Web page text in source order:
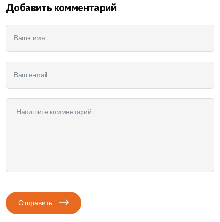
Добавить комментарий
Отправить